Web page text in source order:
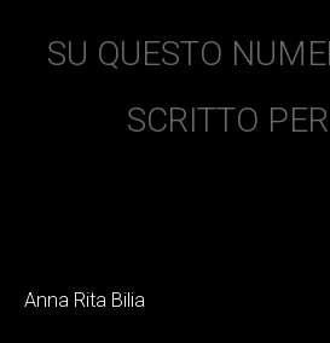
SU QUESTO
SCRITTO
Anna Rita Bilia